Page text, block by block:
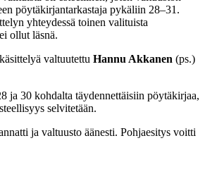
pöytäkirjantarkastaja pykäliin 28–31.
yhteydessä toinen valituista
ollut läsnä.
valtuutettu Hannu Akkanen (ps.)
ja 30 kohdalta täydennettäisiin pöytäkirjaa,
selvitetään.
ja valtuusto äänesti. Pohjaesitys voitti